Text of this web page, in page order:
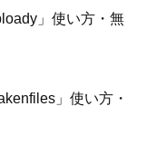
」使い方・無
」使い方・